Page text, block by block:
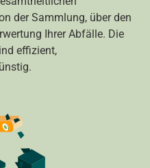
der Sammlung, über den
Ihrer Abfälle. Die
effizient,